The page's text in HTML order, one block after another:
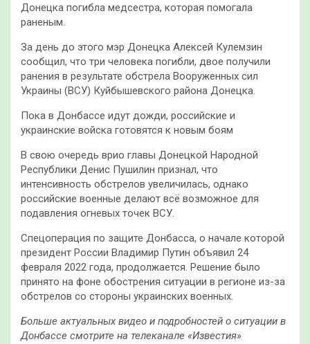
Донецка погибла медсестра, которая помогала
раненым.
За день до этого мэр Донецка Алексей Кулемзин
сообщил, что три человека погибли, двое получили
ранения в результате обстрела Вооруженных сил
Украины (ВСУ) Куйбышевского района Донецка.
Пока в Донбассе идут дожди, российские и
украинские войска готовятся к новым боям
В свою очередь врио главы Донецкой Народной
Республики Денис Пушилин признал, что
интенсивность обстрелов увеличилась, однако
российские военные делают всё возможное для
подавления огневых точек ВСУ.
Спецоперация по защите Донбасса, о начале которой
президент России Владимир Путин объявил 24
февраля 2022 года, продолжается. Решение было
принято на фоне обострения ситуации в регионе из-за
обстрелов со стороны украинских военных.
Больше актуальных видео и подробностей о ситуации в
Донбассе смотрите на телеканале «Известия»